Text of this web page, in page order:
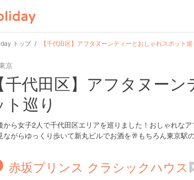
トップ 【千代田区】アフタヌーンティーとおしゃれスポット巡
京
【千代田区】アフタヌー
ト巡り
から女子2人で千代田区エリアを巡りました！おしゃれな
ながらゆっくり歩いて新丸ビルでお酒を🥂もちろん東京駅の
赤坂プリンス クラシックハウス